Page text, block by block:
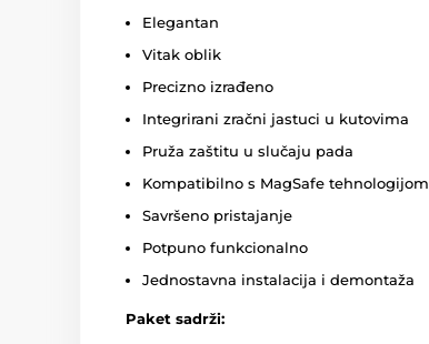
Elegantan
Vitak oblik
Precizno izrađeno
Integrirani zračni jastuci u kutovima
Pruža zaštitu u slučaju pada
Kompatibilno s MagSafe tehnologijom
Savršeno pristajanje
Potpuno funkcionalno
Jednostavna instalacija i demontaža
Paket sadrži: